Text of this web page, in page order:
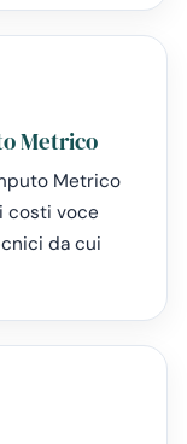
Metrico
Metrico
costi voce
da cui